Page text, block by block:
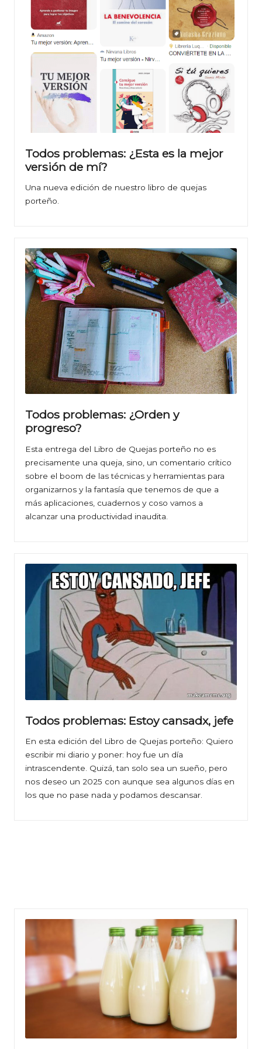
Todos problemas: ¿Esta es la mejor
versión de mí?
Una nueva edición de nuestro libro de quejas
porteño.
Todos problemas: ¿Orden y
progreso?
Esta entrega del Libro de Quejas porteño no es
precisamente una queja, sino, un comentario crítico
sobre el boom de las técnicas y herramientas para
organizarnos y la fantasía que tenemos de que a
más aplicaciones, cuadernos y coso vamos a
alcanzar una productividad inaudita.
Todos problemas: Estoy cansadx, jefe
En esta edición del Libro de Quejas porteño: Quiero
escribir mi diario y poner: hoy fue un día
intrascendente. Quizá, tan solo sea un sueño, pero
nos deseo un 2025 con aunque sea algunos días en
los que no pase nada y podamos descansar.